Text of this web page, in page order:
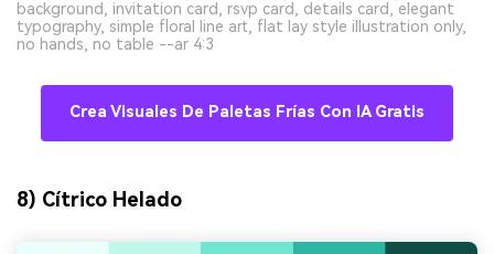
background, invitation card, rsvp card, details card, elegant
typography, simple floral line art, flat lay style illustration only,
no hands, no table --ar 4:3
Crea Visuales De Paletas Frías Con IA Gratis
8) Cítrico Helado